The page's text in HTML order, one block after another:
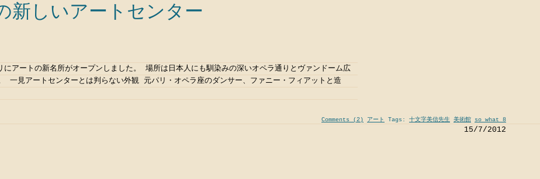
新しいアートセンター
にアートの新名所がオープンしました。 場所は日本人にも馴染みの深いオペラ通りとヴァンドーム広
一見アートセンターとは判らない外観 元パリ・オペラ座のダンサー、ファニー・フィアットと造
Comments (2) アート Tags: 十文字美信先生 美術館 so what 8
15/7/2012